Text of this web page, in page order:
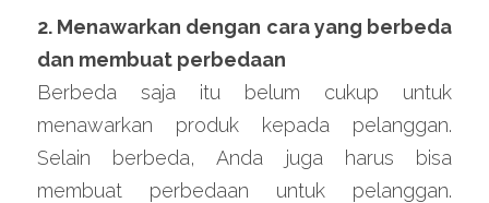
2. Menawarkan dengan cara yang berbeda
dan membuat perbedaan
Berbeda saja itu belum cukup untuk
menawarkan produk kepada pelanggan.
Selain berbeda, Anda juga harus bisa
membuat perbedaan untuk pelanggan.